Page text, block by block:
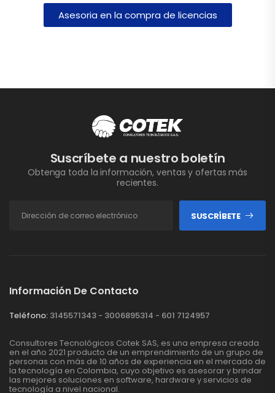
Asesoria en la compra de licencias
Suscríbete a nuestro boletín
Obtenga toda la información, ventas y ofertas más
recientes.
SUSCRÍBETE
Información De Contacto
Teléfono: 3145571343 - 3006895314 - 601 7124957
Consultores Tecnológicos Cotek SAS, es una empresa creada
en el año 2021 producto de un emprendimiento de un grupo de
personas con más de 10 años de experiencia en el mercado de
la tecnología en Colombia, cuyo objetivo es asesorar y brindar
las mejores soluciones en software, hardware y servicios de
tecnología a nivel nacional.